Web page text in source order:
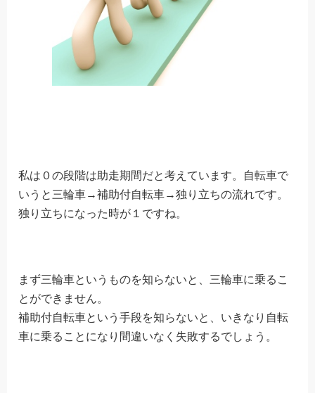
私は０の段階は助走期間だと考えています。自転車で
いうと三輪車→補助付自転車→独り立ちの流れです。
独り立ちになった時が１ですね。
まず三輪車というものを知らないと、三輪車に乗るこ
とができません。
補助付自転車という手段を知らないと、いきなり自転
車に乗ることになり間違いなく失敗するでしょう。